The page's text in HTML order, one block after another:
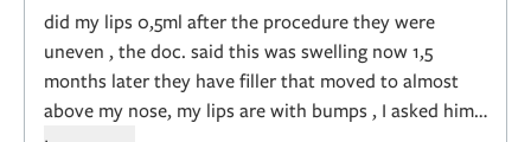
did my lips 0,5ml after the procedure they were
uneven , the doc. said this was swelling now 1,5
months later they have filler that moved to almost
above my nose, my lips are with bumps , I asked him